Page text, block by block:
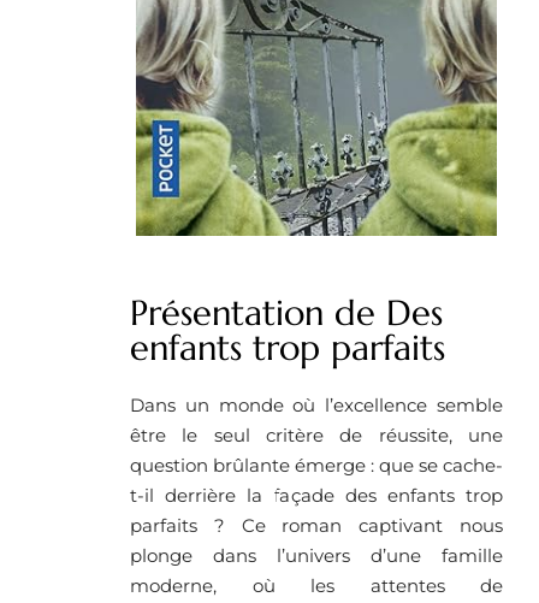
Présentation de Des
enfants trop parfaits
Dans un monde où l’excellence semble
être le seul critère de réussite, une
question brûlante émerge : que se cache-
t-il derrière la façade des enfants trop
parfaits ? Ce roman captivant nous
plonge dans l’univers d’une famille
moderne, où les attentes de